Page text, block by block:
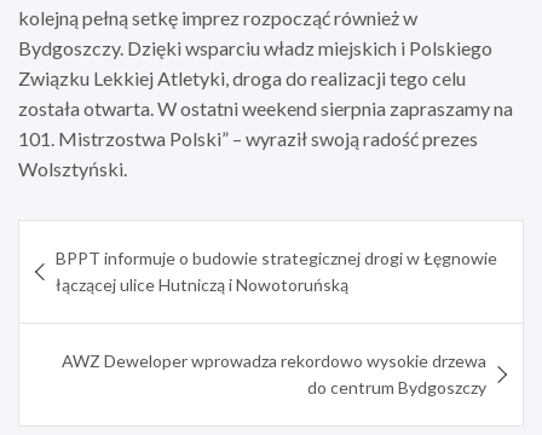
kolejną pełną setkę imprez rozpocząć również w
Bydgoszczy. Dzięki wsparciu władz miejskich i Polskiego
Związku Lekkiej Atletyki, droga do realizacji tego celu
została otwarta. W ostatni weekend sierpnia zapraszamy na
101. Mistrzostwa Polski” – wyraził swoją radość prezes
Wolsztyński.
wpisu
BPPT informuje o budowie strategicznej drogi w Łęgnowie
łączącej ulice Hutniczą i Nowotoruńską
AWZ Deweloper wprowadza rekordowo wysokie drzewa
do centrum Bydgoszczy